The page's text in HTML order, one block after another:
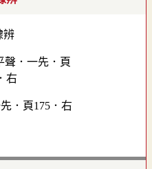
．頁175．右